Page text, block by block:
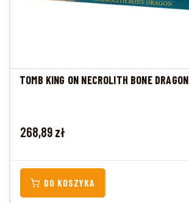
TOMB KING ON NECROLITH BONE DRAGON
Cena
268,89 zł
DO KOSZYKA